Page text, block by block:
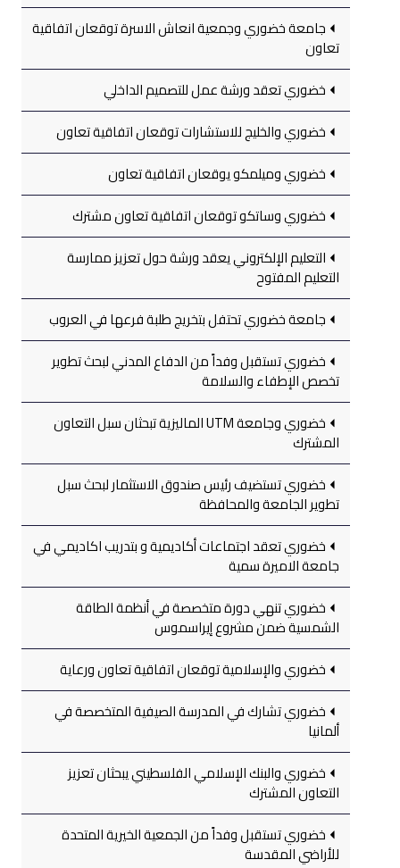
جامعة خضوري وجمعية انعاش الاسرة توقعان اتفاقية
تعاون
خضوري تعقد ورشة عمل للتصميم الداخلي
خضوري والخليج للاستشارات توقعان اتفاقية تعاون
خضوري وميلمكو يوقعان اتفاقية تعاون
خضوري وساتكو توقعان اتفاقية تعاون مشترك
التعليم الإلكتروني يعقد ورشة حول تعزيز ممارسة
التعليم المفتوح
جامعة خضوري تحتفل بتخريج طلبة فرعها في العروب
خضوري تستقبل وفداً من الدفاع المدني لبحث تطوير
تخصص الإطفاء والسلامة
خضوري وجامعة UTM الماليزية تبحثان سبل التعاون
المشترك
خضوري تستضيف رئيس صندوق الاستثمار لبحث سبل
تطوير الجامعة والمحافظة
خضوري تعقد اجتماعات أكاديمية و بتدريب اكاديمي في
جامعة الاميرة سمية
خضوري تنهي دورة متخصصة في أنظمة الطاقة
الشمسية ضمن مشروع إيراسموس
خضوري والإسلامية توقعان اتفاقية تعاون ورعاية
خضوري تشارك في المدرسة الصيفية المتخصصة في
ألمانيا
خضوري والبنك الإسلامي الفلسطيني يبحثان تعزيز
التعاون المشترك
خضوري تستقبل وفداً من الجمعية الخيرية المتحدة
للأراضي المقدسة